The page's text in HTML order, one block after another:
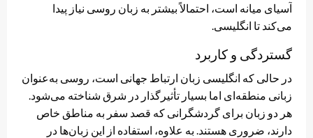
آسیای میانه است، احتمالاً بیشتر به زبان روسی نیاز پیدا
می‌کند تا انگلیسی.
گستردگی و کاربرد
در حالی که انگلیسی زبان ارتباط جهانی است، روسی به‌عنوان
زبانی منطقه‌ای اما بسیار تأثیرگذار در شرق شناخته می‌شود.
هر دو زبان برای گردشگرانی که قصد سفر به مناطق خاص
دارند، ضروری هستند. به علاوه، استفاده از این زبان‌ها در